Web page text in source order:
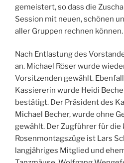
gemeistert, so dass die
Session mit neuen, schönen
aller Gruppen rechnen können.
Nach Entlastung des
an. Michael Röser wurde
Vorsitzenden gewählt.
Kassiererin wurde Heidi
bestätigt. Der Präsident des
Michael Becher, wurde ohne
gewählt. Der Zugführer für die
Rosenmontagszüge ist Lars
langjähriges Mitglied und